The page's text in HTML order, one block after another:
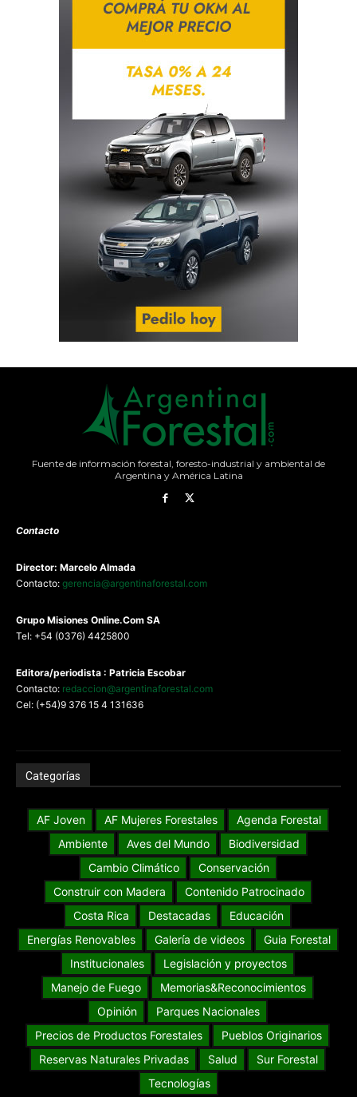
Fuente de información forestal, foresto-industrial y ambiental de
Argentina y América Latina
Contacto
Director: Marcelo Almada
Contacto: gerencia@argentinaforestal.com
Grupo Misiones Online.Com SA
Tel: +54 (0376) 4425800
Editora/periodista : Patricia Escobar
Contacto: redaccion@argentinaforestal.com
Cel: (+54)9 376 15 4 131636
Categorías
AF Joven AF Mujeres Forestales
Agenda Forestal
Ambiente
Aves del Mundo
Biodiversidad
Cambio Climático
Conservación
Construir con Madera
Contenido Patrocinado
Costa Rica
Destacadas
Educación
Energías Renovables
Galería de videos
Guia Forestal
Institucionales
Legislación y proyectos
Manejo de Fuego
Memorias&Reconocimientos
Opinión
Parques Nacionales
Precios de Productos Forestales
Pueblos Originarios
Reservas Naturales Privadas
Salud
Sur Forestal
Tecnologías